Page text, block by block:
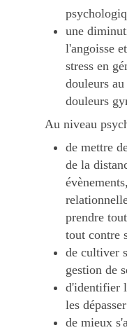
une
l'angoisse
stress en
douleurs
douleurs
Au niveau
de mettre
de la
prendre
tout contre
de cultiver
gestion de
d'identifier
les dépasser
de mieux